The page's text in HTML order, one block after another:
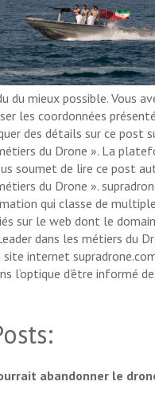
du mieux possible. Vous
les coordonnées
des détails sur ce post
du Drone ». La
soumet de lire ce post
du Drone ».
qui classe de
sur le web dont le
dans les métiers du
internet
l’optique d’être informé
abandonner le